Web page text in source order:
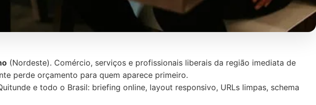
(Nordeste). Comércio, serviços e profissionais liberais da região imediata de
perde orçamento para quem aparece primeiro.
e todo o Brasil: briefing online, layout responsivo, URLs limpas, schema